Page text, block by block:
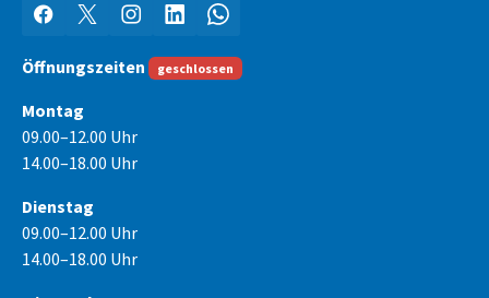
Facebook
X Instagram
LinkedInWhatsApp
Öffnungszeiten
geschlossen
Montag
09.00–12.00 Uhr
14.00–18.00 Uhr
Dienstag
09.00–12.00 Uhr
14.00–18.00 Uhr